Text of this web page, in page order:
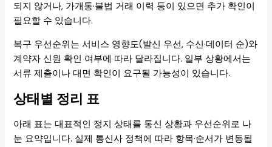
되지 않거나, 가개통·불법 거래 이력 등이 있으면 추가 확인이
필요할 수 있습니다.
복구 우선순위는 서비스 영향도(발신 우선, 수신·데이터 순)와
계약자 신원 확인 여부에 따라 달라집니다. 일부 상황에서는
서류 제출이나 대면 확인이 요구될 가능성이 있습니다.
상태별 정리 표
아래 표는 대표적인 정지 상태를 통신 상황과 우선순위로 나
눈 요약입니다. 실제 통신사 정책에 따라 항목·순서가 변동될